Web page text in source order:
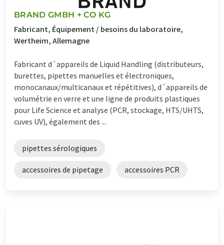
BRAND GMBH + CO KG
Fabricant, Équipement / besoins du laboratoire,
Wertheim, Allemagne
Fabricant d´appareils de Liquid Handling (distributeurs,
burettes, pipettes manuelles et électroniques,
monocanaux/multicanaux et répétitives), d´appareils de
volumétrie en verre et une ligne de produits plastiques
pour Life Science et analyse (PCR, stockage, HTS/UHTS,
cuves UV), également des ...
pipettes sérologiques
accessoires de pipetage accessoires PCR